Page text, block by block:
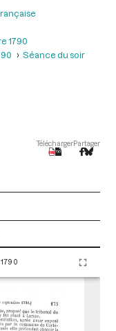
1790
Séance du soir
TéléchargerPartager